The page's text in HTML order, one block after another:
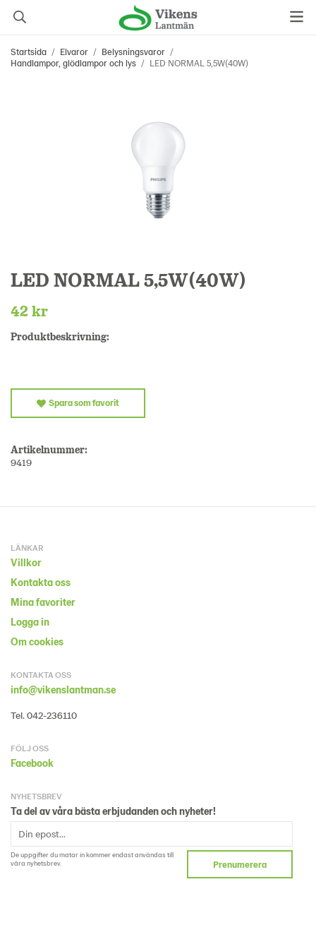
Startsida / Elvaror / Belysningsvaror /
Handlampor, glödlampor och lys / LED NORMAL 5,5W(40W)
LED NORMAL 5,5W(40W)
42 kr
Produktbeskrivning:
Spara som favorit
Artikelnummer:
9419
LÄNKAR
Villkor
Kontakta oss
Mina favoriter
Logga in
Om cookies
KONTAKTA OSS
info@vikenslantman.se
Tel. 042-236110
FÖLJ OSS
Facebook
NYHETSBREV
Ta del av våra bästa erbjudanden och nyheter!
De uppgifter du matar in kommer endast användas till
våra nyhetsbrev.
Prenumerera